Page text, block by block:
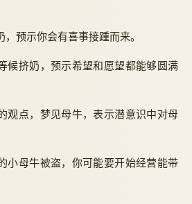
预示你会有喜事接踵而来。
挤奶，预示希望和愿望都能够圆满
点，梦见母牛，表示潜意识中对母
母牛被盗，你可能要开始经营能带